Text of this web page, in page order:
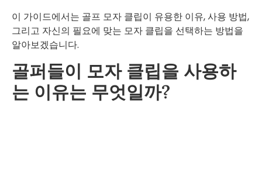
이 가이드에서는 골프 모자 클립이 유용한 이유, 사용 방법,
그리고 자신의 필요에 맞는 모자 클립을 선택하는 방법을
알아보겠습니다.
골퍼들이 모자 클립을 사용하
는 이유는 무엇일까?